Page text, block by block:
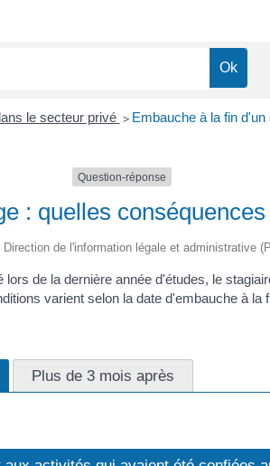
le secteur privé > Embauche à la fin
Question-réponse
: quelles
de l'information légale et administrative
de la dernière année d'études, le
varient selon la date d'embauche à la
Plus de 3 mois après